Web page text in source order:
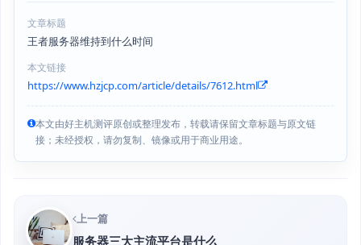
文章标题
王者服务器维持到什么时间
本文链接
https://www.hzjcp.com/article/details/7612.html
本文由好主机测评原创或整理发布，转载请保留文章标题与原文链
接；未经授权，请勿复制、镜像或用于商业用途。
上一篇
服务器三大主流平台是什么